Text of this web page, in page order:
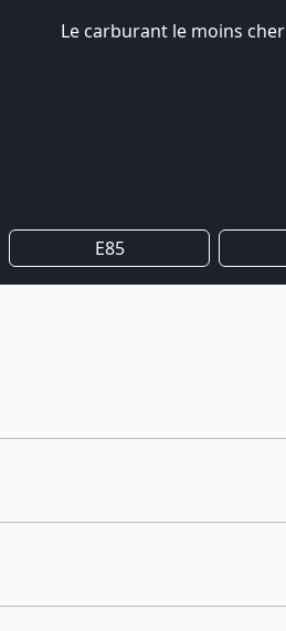
Le carburant le moins cher
E85